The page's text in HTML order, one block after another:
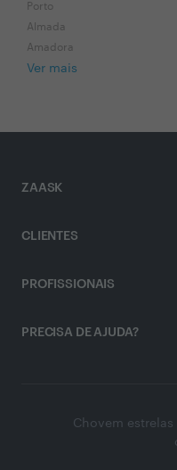
Porto
Almada
Amadora
Ver mais
ZAASK
CLIENTES
PROFISSIONAIS
PRECISA DE AJUDA?
Chovem